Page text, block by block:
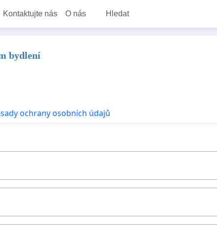
Kontaktujte nás O nás Hledat
bydlení
ochrany osobních údajů